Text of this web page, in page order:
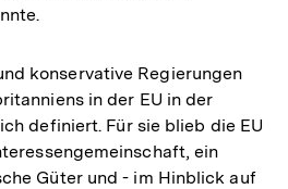
konservative Regierungen
in der EU in der
definiert. Für sie blieb die EU
ein
Güter und - im Hinblick auf